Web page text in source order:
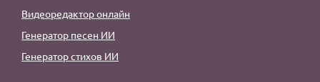
Видеоредактор онлайн
Генератор песен ИИ
Генератор стихов ИИ